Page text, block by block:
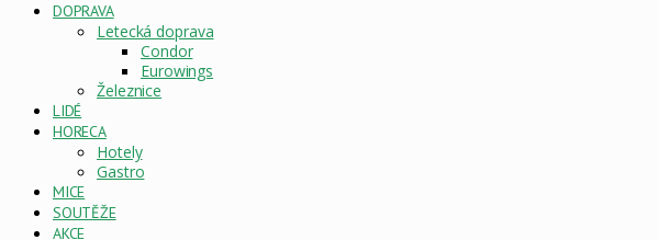
DOPRAVA
Letecká doprava
Condor
Eurowings
Železnice
LIDÉ
HORECA
Hotely
Gastro
MICE
SOUTĚŽE
AKCE